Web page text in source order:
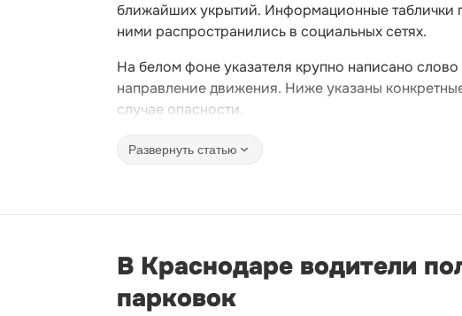
ближайших укрытий. Информационные таблички
ними распространились в социальных сетях.
На белом фоне указателя крупно написано
направление движения. Ниже указаны
случае опасности.
Развернуть статью
В Краснодаре водители
парковок